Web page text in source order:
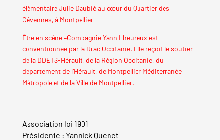
élémentaire Julie Daubié au cœur du Quartier des
Cévennes, à Montpellier
Être en scène –Compagnie Yann Lheureux est
conventionnée par la Drac Occitanie. Elle reçoit le soutien
de la DDETS-Hérault, de la Région Occitanie, du
département de l’Hérault, de Montpellier Méditerranée
Métropole et de la Ville de Montpellier.
Association loi 1901
Présidente : Yannick Quenet